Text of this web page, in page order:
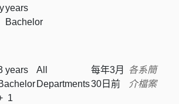
years
Bachelor
years
1
All
Departments
每年3月
30日前
各系簡
介檔案